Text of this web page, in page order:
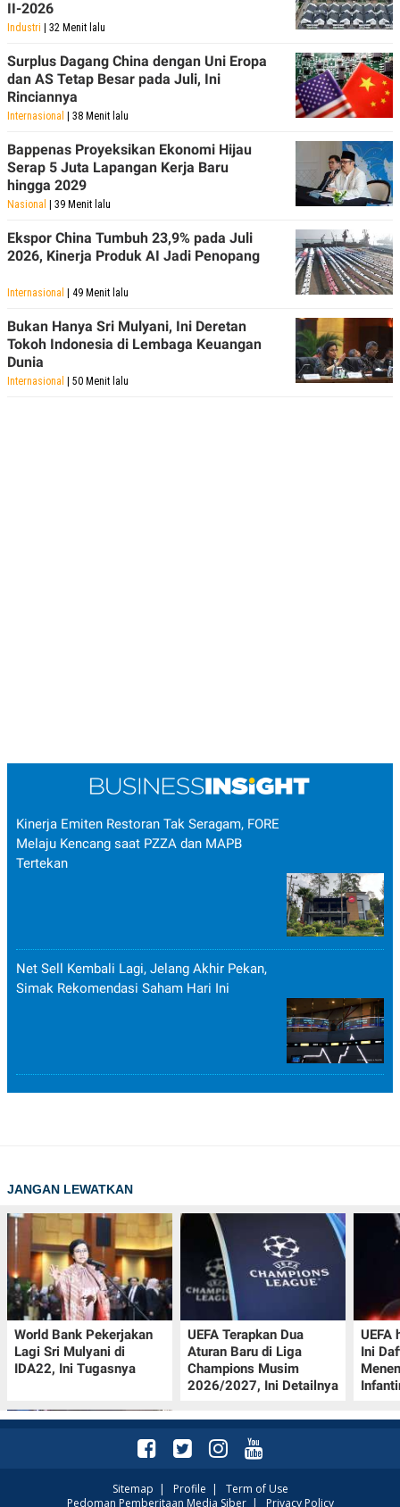
II-2026
Industri | 32 Menit lalu
Surplus Dagang China dengan Uni Eropa
dan AS Tetap Besar pada Juli, Ini
Rinciannya
Internasional | 38 Menit lalu
Bappenas Proyeksikan Ekonomi Hijau
Serap 5 Juta Lapangan Kerja Baru
hingga 2029
Nasional | 39 Menit lalu
Ekspor China Tumbuh 23,9% pada Juli
2026, Kinerja Produk AI Jadi Penopang
Internasional | 49 Menit lalu
Bukan Hanya Sri Mulyani, Ini Deretan
Tokoh Indonesia di Lembaga Keuangan
Dunia
Internasional | 50 Menit lalu
Kinerja Emiten Restoran Tak Seragam, FORE
Melaju Kencang saat PZZA dan MAPB
Tertekan
Net Sell Kembali Lagi, Jelang Akhir Pekan,
Simak Rekomendasi Saham Hari Ini
JANGAN LEWATKAN
World Bank Pekerjakan
Lagi Sri Mulyani di
IDA22, Ini Tugasnya
UEFA Terapkan Dua
Aturan Baru di Liga
Champions Musim
2026/2027, Ini Detailnya
UEFA
Ini
Sitemap | Profile | Term of Use
Pedoman Pemberitaan Media Siber| Privacy Policy